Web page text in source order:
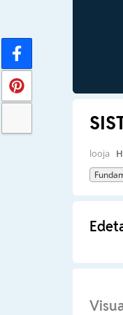
looja